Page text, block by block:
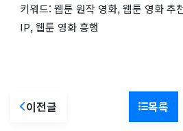
키워드: 웹툰 원작 영화, 웹툰 영화 추
IP, 웹툰 영화 흥행
이전글 목록